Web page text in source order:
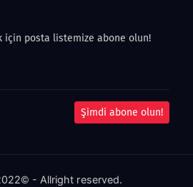
için posta listemize abone olun!
Şimdi abone olun!
- Allright reserved.